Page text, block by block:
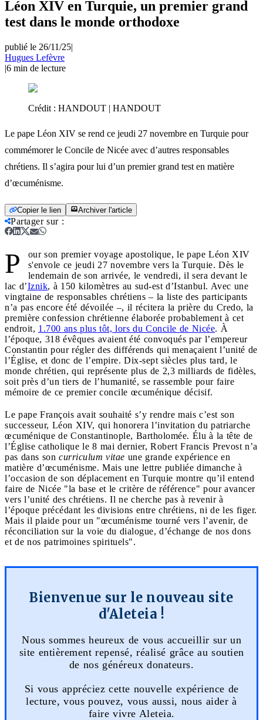
Léon XIV en Turquie, un premier grand
test dans le monde orthodoxe
publié le 26/11/25|
Hugues Lefèvre
|6 min de lecture
Crédit : HANDOUT | HANDOUT
Le pape Léon XIV se rend ce jeudi 27 novembre en Turquie pour
commémorer le Concile de Nicée avec d’autres responsables
chrétiens. Il s’agira pour lui d’un premier grand test en matière
d’œcuménisme.
Copier le lien Archiver l'article
Partager sur:
P
our son premier voyage apostolique, le pape Léon XIV
s'envole ce jeudi 27 novembre vers la Turquie. Dès le
lendemain de son arrivée, le vendredi, il sera devant le
lac d’Iznik, à 150 kilomètres au sud-est d’Istanbul. Avec une
vingtaine de responsables chrétiens – la liste des participants
n’a pas encore été dévoilée –, il récitera la prière du Credo, la
première confession chrétienne élaborée probablement à cet
endroit, 1.700 ans plus tôt, lors du Concile de Nicée. À
l’époque, 318 évêques avaient été convoqués par l’empereur
Constantin pour régler des différends qui menaçaient l’unité de
l’Église, et donc de l’empire. Dix-sept siècles plus tard, le
monde chrétien, qui représente plus de 2,3 milliards de fidèles,
soit près d’un tiers de l’humanité, se rassemble pour faire
mémoire de ce premier concile œcuménique décisif.
Le pape François avait souhaité s’y rendre mais c’est son
successeur, Léon XIV, qui honorera l’invitation du patriarche
œcuménique de Constantinople, Bartholomée. Élu à la tête de
l’Église catholique le 8 mai dernier, Robert Francis Prevost n’a
pas dans son curriculum vitae une grande expérience en
matière d’œcuménisme. Mais une lettre publiée dimanche à
l’occasion de son déplacement en Turquie montre qu’il entend
faire de Nicée "la base et le critère de référence" pour avancer
vers l’unité des chrétiens. Il ne cherche pas à revenir à
l’époque précédant les divisions entre chrétiens, ni de les figer.
Mais il plaide pour un "œcuménisme tourné vers l’avenir, de
réconciliation sur la voie du dialogue, d’échange de nos dons
et de nos patrimoines spirituels".
Bienvenue sur le nouveau site
d'Aleteia !
Nous sommes heureux de vous accueillir sur un
site entièrement repensé, réalisé grâce au soutien
de nos généreux donateurs.
Si vous appréciez cette nouvelle expérience de
lecture, vous pouvez, vous aussi, nous aider à
faire vivre Aleteia.